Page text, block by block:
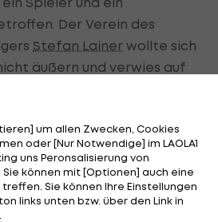
Der Verein des
Stefan Lainer wollte sich
äußern und verwies auf
sind laut "RP" nach der
geworden. Die beiden
der übrige Teil des
teil.
um allen Zwecken, Cookies
oder [Nur Notwendige] im LAOLA1
uns Peronsalisierung von
können mit [Optionen] auch eine
Sie können Ihre Einstellungen
links unten bzw. über den Link in